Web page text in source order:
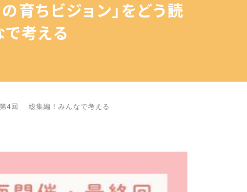
育ちビジョン」をどう読
考える
第4回 総集編！みんなで考える